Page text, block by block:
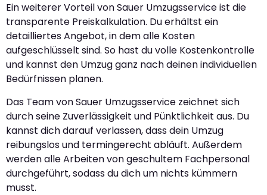
Ein weiterer Vorteil von Sauer Umzugsservice ist die
transparente Preiskalkulation. Du erhältst ein
detailliertes Angebot, in dem alle Kosten
aufgeschlüsselt sind. So hast du volle Kostenkontrolle
und kannst den Umzug ganz nach deinen individuellen
Bedürfnissen planen.
Das Team von Sauer Umzugsservice zeichnet sich
durch seine Zuverlässigkeit und Pünktlichkeit aus. Du
kannst dich darauf verlassen, dass dein Umzug
reibungslos und termingerecht abläuft. Außerdem
werden alle Arbeiten von geschultem Fachpersonal
durchgeführt, sodass du dich um nichts kümmern
musst.